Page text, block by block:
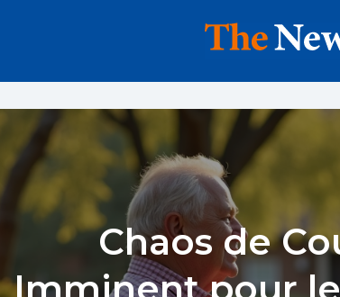
Chaos de
Imminent pour